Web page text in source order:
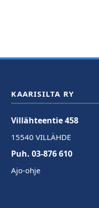
KAARISILTA RY
Villähteentie 458
15540 VILLÄHDE
Puh. 03-876 610
Ajo-ohje